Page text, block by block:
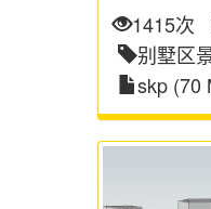
1415次
别墅区
skp (70